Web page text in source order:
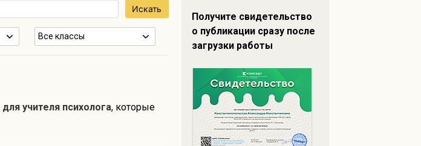
Искать
Все классы
для учителя психолога, которые
Получите свидетельство
о публикации сразу после
загрузки работы